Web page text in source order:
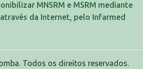
MNSRM e MSRM mediante
da Internet, pelo Infarmed
Todos os direitos reservados.